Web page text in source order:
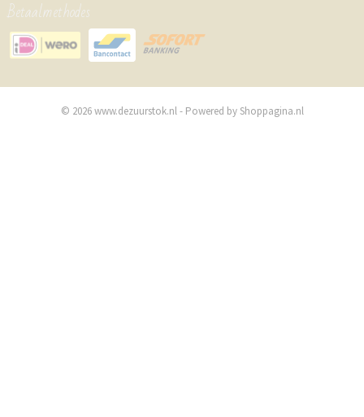
Betaalmethodes
© 2026 www.dezuurstok.nl - Powered by Shoppagina.nl